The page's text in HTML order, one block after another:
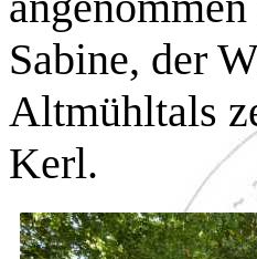
Sabine, der
Altmühltals
Kerl.